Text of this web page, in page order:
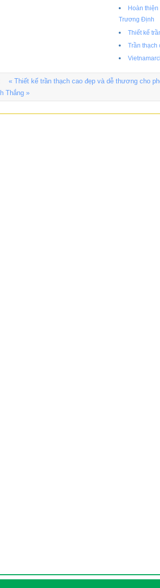
Hoàn
Trương Định
Thiết kế
Trần thạch
« Thiết kế trần thạch cao đẹp và dễ thương cho
Thắng »